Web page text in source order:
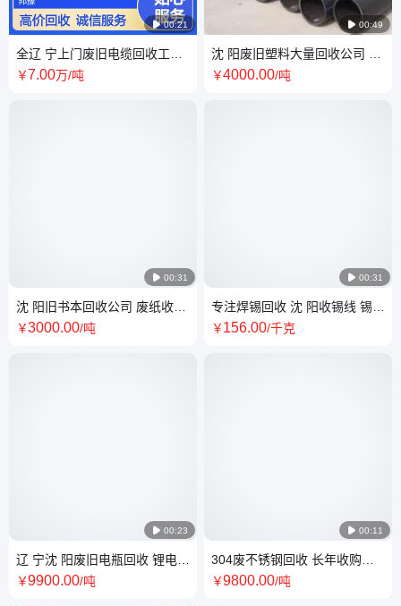
 00:21
全辽 宁上门废旧电缆回收工厂
废金属再利用 报废电线铜铝收
￥7.00万/吨
 00:31
沈 阳旧书本回收公司 废纸收购
价大涨 大量采购各种报纸
￥3000.00/吨
 00:23
辽 宁沈 阳废旧电瓶回收 锂电池
收购厂家 长期大量蓄电池采购
￥9900.00/吨
 00:49
沈 阳废旧塑料大量回收公司 PE
管材管道长年收购 货多上门自
￥4000.00/吨
 00:31
专注焊锡回收 沈 阳收锡线 锡条
无铅锡 锡渣收购厂家
￥156.00/千克
 00:11
304废不锈钢回收 长年收购白
钢电话 上门自提现款交易
￥9800.00/吨